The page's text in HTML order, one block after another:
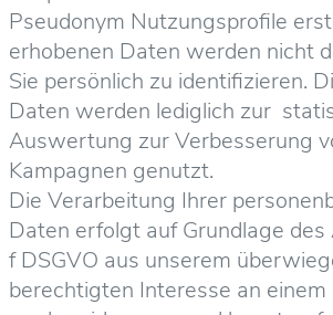
Pseudonym Nutzungsprofile
erhobenen Daten werden nicht
Sie persönlich zu identifizieren.
Daten werden lediglich zur
Auswertung zur Verbesserung
Kampagnen genutzt.
Die Verarbeitung Ihrer
Daten erfolgt auf Grundlage des
f DSGVO aus unserem
berechtigten Interesse an